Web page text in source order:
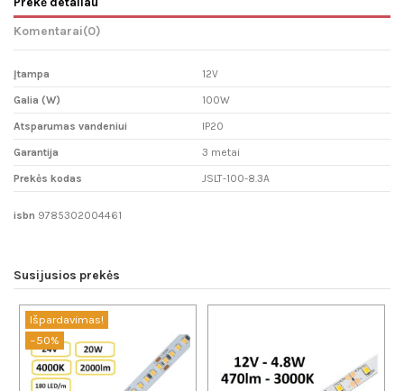
Komentarai(0)
Įtampa 12V
Galia (W) 100W
Atsparumas vandeniui IP20
Garantija 3 metai
Prekės kodas JSLT-100-8.3A
isbn 9785302004461
Susijusios prekės
Išpardavimas!
−50%